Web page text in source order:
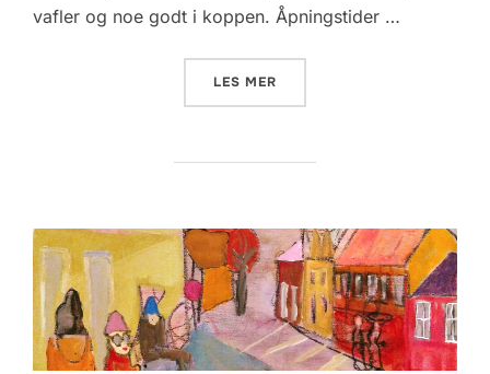
vafler og noe godt i koppen. Åpningstider …
LES MER